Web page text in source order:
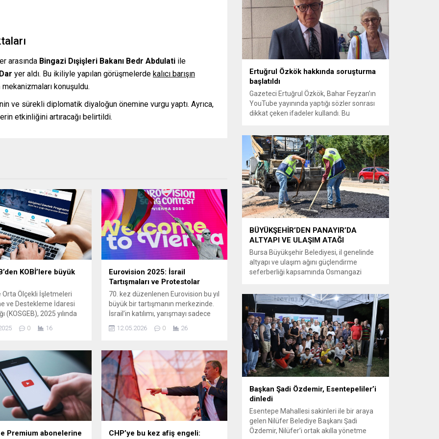
arasında Bingazi Dışişleri Bakanı Bedr Abdulati ile
yer aldı. Bu ikiliyle yapılan görüşmelerde kalıcı barışın
konuşuldu.
ve sürekli diplomatik diyaloğun önemine vurgu yaptı. Ayrıca,
etkinliğini artıracağı belirtildi.
KOBİ’lere büyük
Orta Ölçekli İşletmeleri
ve Destekleme İdaresi
(KOSGEB), 2025 yılında
yüksek teknoloji
üzere birçok alanda
sağlanacak.
0 16
Eurovision 2025: İsrail
Tartışmaları ve Protestolar
70. kez düzenlenen Eurovision bu yıl
büyük bir tartışmanın merkezinde.
İsrail’in katılımı, yarışmayı sadece
çıkararak siyasi tepkilerin odağı
aldığı organizasyonda bazı
katılımcılar çekilme kararı aldı;
İspanya, Hollanda, İzlanda, İrlanda
ve Slovenya yarışmadan çekilen
ülkeler arasında. Protestolar ve
Sanatçı Tepkileri Uluslararası...
12.05.2026 0 26
Premium abonelerine
CHP’ye bu kez afiş engeli:
sayılması ve meclis içindeki yönlendirmeler
kamuoyunda tepkilere yol açtı. Seçim
sürecinde yaşanan gelişmeler, parti
grupları arasındaki gerilimi artırdı. CHP’nin...
Ertuğrul Özkök hakkında soruşturma
başlatıldı
Gazeteci Ertuğrul Özkök, Bahar Feyzan’ın
YouTube yayınında yaptığı sözler sonrası
dikkat çeken ifadeler kullandı. Bu
‘Cumhurbaşkanına hakaret’ suçundan
re’sen soruşturma başlatıldı. Özkök,
hakkındaki soruşturma kapsamında
Çağlayan’daki İstanbul Adalet Sarayı’na
giderek savcılığa ifade verdi. İfadesinin
ardından adliyeden ayrıldığı bildirildi.
Programdaki sözleri ve savunması...
BÜYÜKŞEHİR’DEN PANAYIR’DA
ALTYAPI VE ULAŞIM ATAĞI
Bursa Büyükşehir Belediyesi, il genelinde
altyapı ve ulaşım ağını güçlendirme
seferberliği kapsamında Osmangazi
Büyükşehir Belediyesi, BUSKİ Genel
Müdürlüğü ve Ulaşım Dairesi Başkanlığı
koordinasyonuyla Osmangazi ilçesine bağlı
Panayır Mahallesi 3’üncü Pınar
Caddesi’nde altyapı ve üstyapıyı yenileme
çalışmalarında sona yaklaştı. Bölgenin en...
Başkan Şadi Özdemir, Esentepeliler’i
dinledi
Esentepe Mahallesi sakinleri ile bir araya
gelen Nilüfer Belediye Başkanı Şadi
Özdemir, Nilüfer’i ortak akılla yönetme